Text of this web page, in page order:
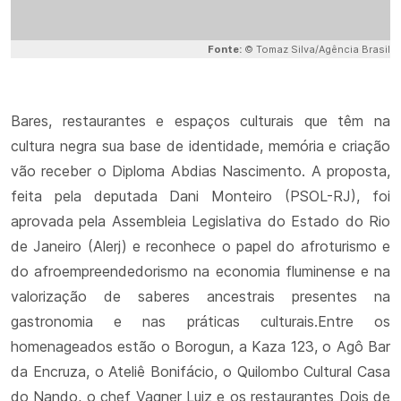
Fonte: © Tomaz Silva/Agência Brasil
Bares, restaurantes e espaços culturais que têm na
cultura negra sua base de identidade, memória e criação
vão receber o Diploma Abdias Nascimento. A proposta,
feita pela deputada Dani Monteiro (PSOL-RJ), foi
aprovada pela Assembleia Legislativa do Estado do Rio
de Janeiro (Alerj) e reconhece o papel do afroturismo e
do afroempreendedorismo na economia fluminense e na
valorização de saberes ancestrais presentes na
gastronomia e nas práticas culturais.Entre os
homenageados estão o Borogun, a Kaza 123, o Agô Bar
da Encruza, o Ateliê Bonifácio, o Quilombo Cultural Casa
do Nando, o chef Vagner Luiz e os restaurantes Dois de